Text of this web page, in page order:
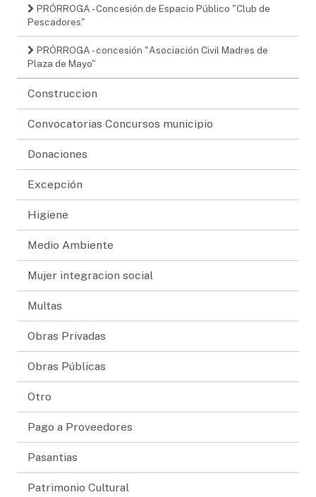
PRÓRROGA - Concesión de Espacio Público "Club de
Pescadores"
PRÓRROGA - concesión "Asociación Civil Madres de
Plaza de Mayo"
Construccion
Convocatorias Concursos municipio
Donaciones
Excepción
Higiene
Medio Ambiente
Mujer integracion social
Multas
Obras Privadas
Obras Públicas
Otro
Pago a Proveedores
Pasantias
Patrimonio Cultural